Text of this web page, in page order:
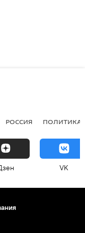
РОССИЯ ПОЛИТИКА
VK